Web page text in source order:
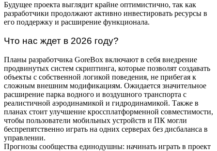
Будущее проекта выглядит крайне оптимистично, так как
разработчики продолжают активно инвестировать ресурсы в
его поддержку и расширение функционала.
Что нас ждет в 2026 году?
Планы разработчика GoreBox включают в себя внедрение
продвинутых систем скриптинга, которые позволят создавать
объекты с собственной логикой поведения, не прибегая к
сложным внешним модификациям. Ожидается значительное
расширение парка водного и воздушного транспорта с
реалистичной аэродинамикой и гидродинамикой. Также в
планах стоит улучшение кроссплатформенной совместимости,
чтобы пользователи мобильных устройств и ПК могли
беспрепятственно играть на одних серверах без дисбаланса в
управлении.
Прогнозы сообщества единодушны: начинать играть в проект